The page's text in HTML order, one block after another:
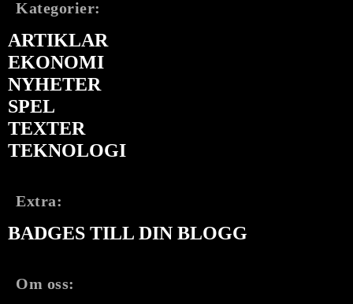
Kategorier:
ARTIKLAR
EKONOMI
NYHETER
SPEL
TEXTER
TEKNOLOGI
Extra:
BADGES TILL DIN BLOGG
Om oss: